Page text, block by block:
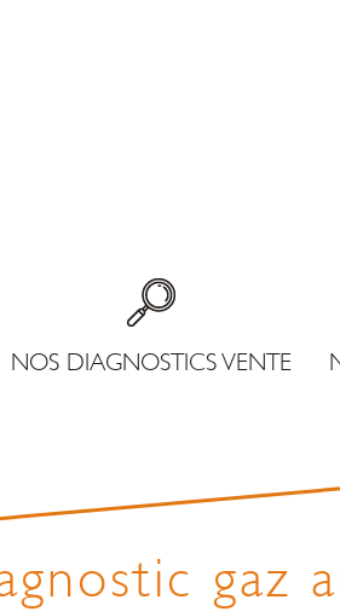
NOS DIAGNOSTICS VENTE
gaz